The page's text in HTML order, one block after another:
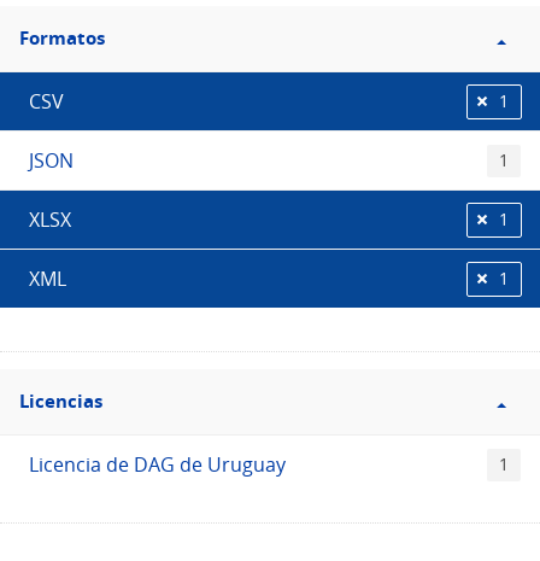
Filtro
Formatos
Formatos
CSV 1
JSON 1
XLSX 1
XML 1
Filtro
Licencias
Licencias
Licencia de DAG de Uruguay 1